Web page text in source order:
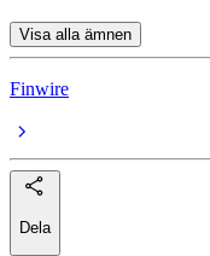
Visa alla ämnen
Finwire
Dela